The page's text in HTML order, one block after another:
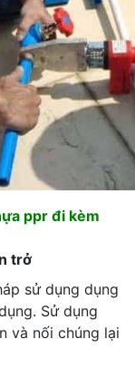
pprđi kèm
trở
sử dụng dụng
Sử dụng
và nối chúng lại